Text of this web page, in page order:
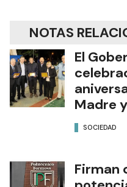
NOTAS
El
Madre
SOCIEDAD
Firman